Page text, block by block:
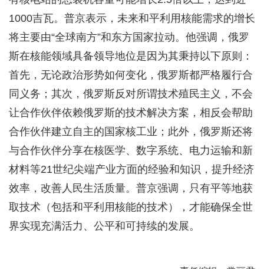
1000吉瓦。普京表示，未来和平利用核能需求的增长
将主要由“全球南方”和东方国家拉动。他强调，俄罗
斯在核能领域具备领导地位是因为其秉持以下原则：
首先，无论政治形势如何变化，俄罗斯都严格履行合
同义务；其次，俄罗斯反对所谓技术殖民主义，不会
让合作伙伴依赖俄罗斯的技术解决方案，相反会帮助
合作伙伴建立自主的国家核工业；此外，俄罗斯还将
与合作伙伴分享在核医学、数字系统、电力运输和新
材料等21世纪尖端产业方面的经验和知识，提升经济
效率，改善人民生活质量。普京强调，只有平等地获
取技术（包括和平利用核能的技术），才能确保全世
界实现充满活力、公平和可持续的发展。